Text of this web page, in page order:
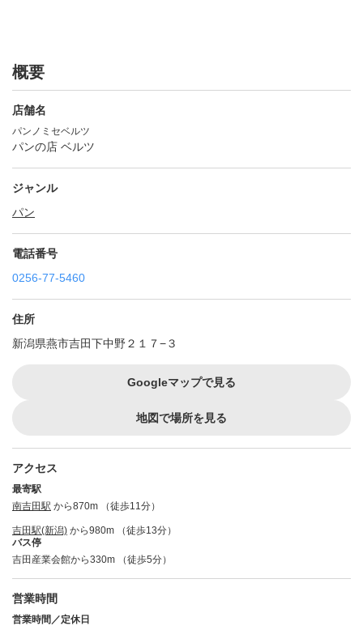
概要
店舗名
パンノミセベルツ
パンの店 ベルツ
ジャンル
パン
電話番号
0256-77-5460
住所
新潟県燕市吉田下中野２１７−３
Googleマップで見る
地図で場所を見る
アクセス
最寄駅
南吉田駅 から870m （徒歩11分）
吉田駅(新潟) から980m （徒歩13分）
バス停
吉田産業会館から330m （徒歩5分）
営業時間
営業時間／定休日